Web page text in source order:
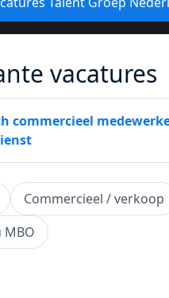
vacatures
commercieel
Commercieel / verkoop
MBO